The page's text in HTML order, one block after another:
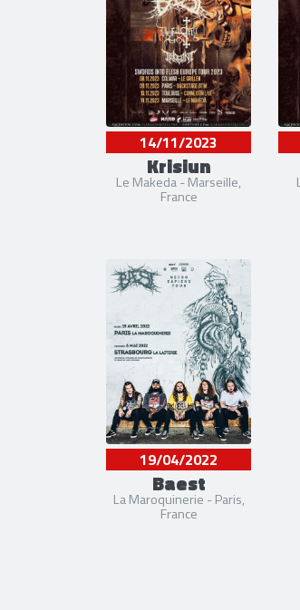
14/11/2023
Krisiun
Le Makeda - Marseille,
France
19/04/2022
Baest
La Maroquinerie - Paris,
France